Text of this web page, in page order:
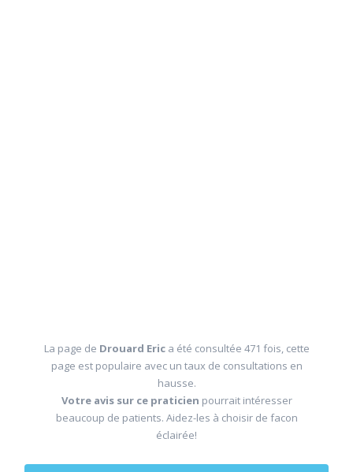
La page de Drouard Eric a été consultée 471 fois, cette
page est populaire avec un taux de consultations en
hausse.
Votre avis sur ce praticien pourrait intéresser
beaucoup de patients. Aidez-les à choisir de facon
éclairée!